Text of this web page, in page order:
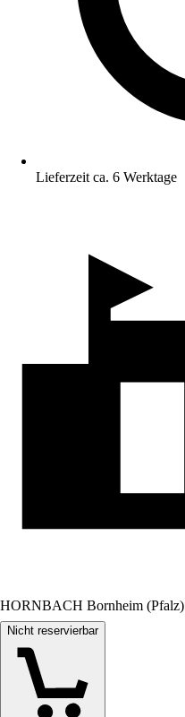
Lieferzeit ca. 6 Werktage
HORNBACH Bornheim (Pfalz)
Nicht reservierbar